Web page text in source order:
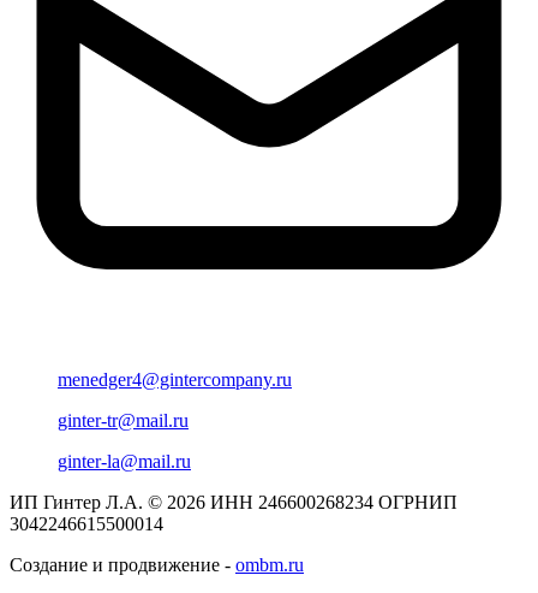
menedger4@gintercompany.ru
ginter-tr@mail.ru
ginter-la@mail.ru
ИП Гинтер Л.А. © 2026 ИНН 246600268234 ОГРНИП
3042246615500014
Создание и продвижение - ombm.ru